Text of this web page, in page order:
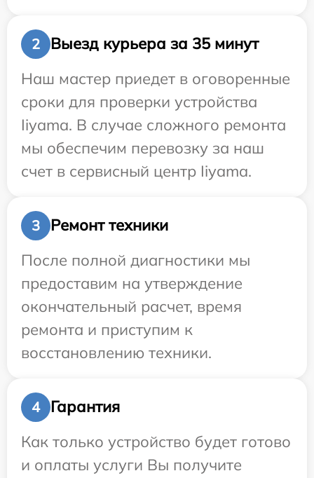
2
Выезд курьера за 35 минут
Наш мастер приедет в оговоренные
сроки для проверки устройства
Iiyama. В случае сложного ремонта
мы обеспечим перевозку за наш
счет в сервисный центр Iiyama.
3
Ремонт техники
После полной диагностики мы
предоставим на утверждение
окончательный расчет, время
ремонта и приступим к
восстановлению техники.
4
Гарантия
Как только устройство будет готово
и оплаты услуги Вы получите